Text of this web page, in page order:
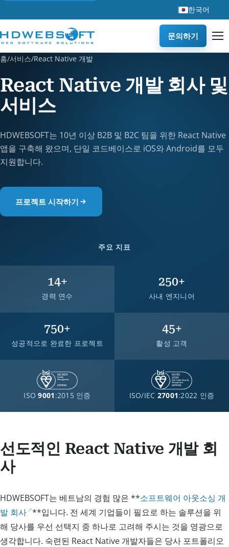
한국어
문의하기
홈/서비스/React Native 개발
React Native 개발 회사 및
서비스
HDWEBSOFT는 10년 이상 B2B 및 B2C 팀을 위한 React Native
앱을 구축해 왔으며, 단일 코드베이스로 iOS와 Android를 모두
지원합니다.
프로젝트 시작하기
주요 지표
14+
경력 연수
250+
사내 엔지니어
750+
성공적으로 완료한 프로젝트
45+
활성 고객
ISO9001 :2015 인증 ISO/IEC 27001:2022 인증
선도적인 React Native 개발 회
사
HDWEBSOFT는 베트남의 경험 많은 **소프트웨어 아웃소싱 개
발 회사 **입니다. 전 세계 기업들이 필요로 하는 솔루션을 위
해 당사를 우선 선택지 중 하나로 고려해 주시는 것을 영광으로
생각합니다. 숙련된 React Native 개발자들은 당사 포트폴리오